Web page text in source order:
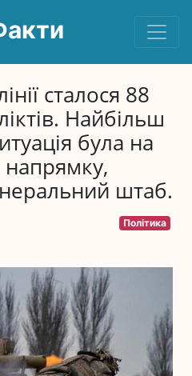
сталося 88
Найбільш
була на
напрямку,
штаб.
Політика